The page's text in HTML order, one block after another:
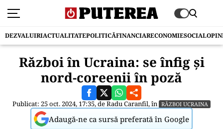
DEZVALUIRIACTUALITATEPOLITICĂFINANCIARECONOMIESOCIAL
Război în Ucraina: se înfig și
nord-coreenii în poză
Publicat: 25 oct. 2024, 17:35, deRadu Caranfil, în RĂZBOI UCRAINA
Adaugă-ne ca sursă preferată în Google